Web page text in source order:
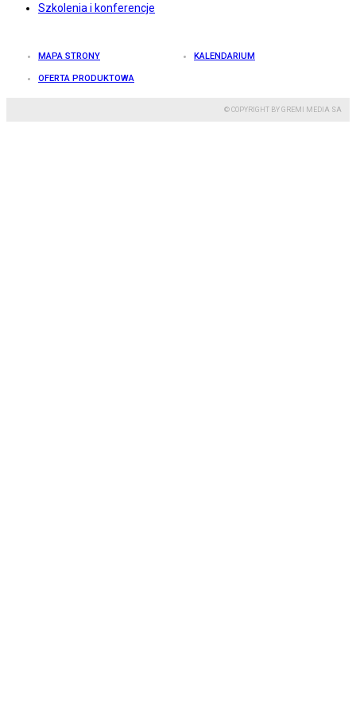
Szkolenia i konferencje
MAPA STRONY KALENDARIUM
OFERTA PRODUKTOWA
© COPYRIGHT BY GREMI MEDIA SA